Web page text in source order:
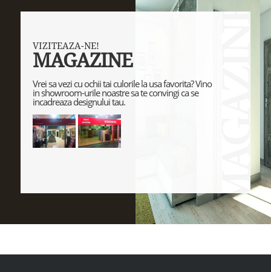
VIZITEAZA-NE!
MAGAZINE
Vrei sa vezi cu ochii tai culorile la usa favorita? Vino
in showroom-urile noastre sa te convingi ca se
incadreaza designului tau.